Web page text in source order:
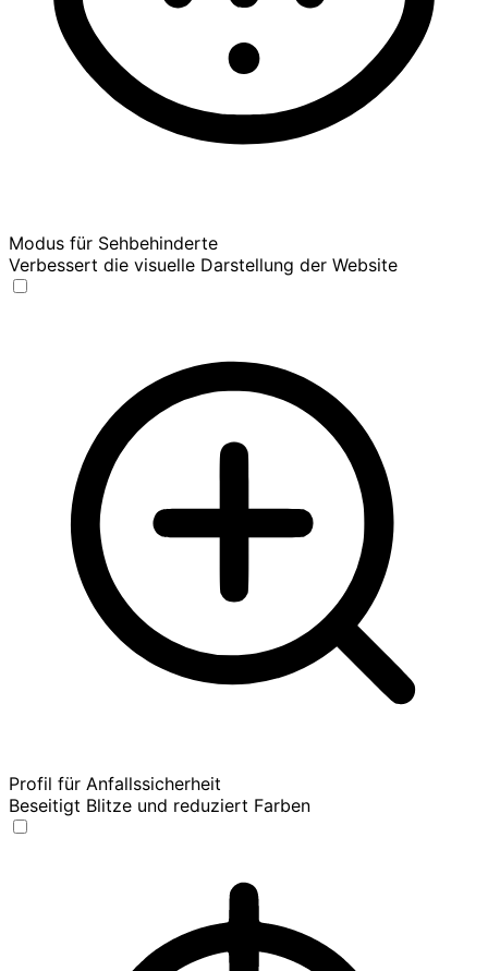
Modus für Sehbehinderte
Verbessert die visuelle Darstellung der Website
Profil für Anfallssicherheit
Beseitigt Blitze und reduziert Farben